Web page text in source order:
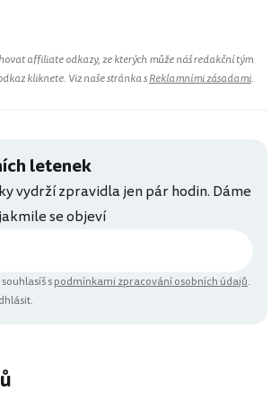
affiliate odkazy, ze kterých může náš redakční tým
kliknete. Viz naše stránka sReklamními zásadami.
letenek
vydrží zpravidla jen pár hodin. Dáme
se objeví
spodmínkami zpracování osobních údajů.